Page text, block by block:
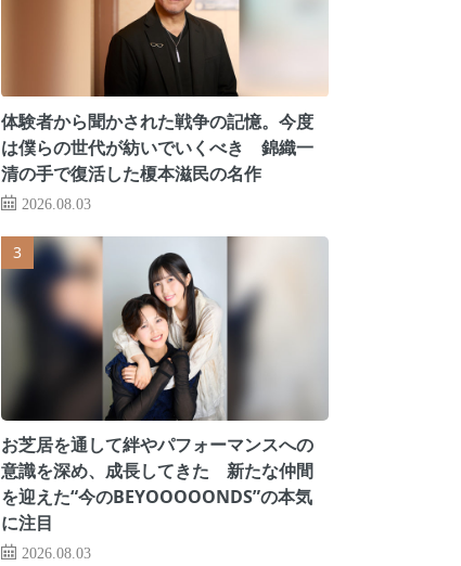
体験者から聞かされた戦争の記憶。今度
は僕らの世代が紡いでいくべき 錦織一
清の手で復活した榎本滋民の名作
2026.08.03
お芝居を通して絆やパフォーマンスへの
意識を深め、成長してきた 新たな仲間
を迎えた“今のBEYOOOOONDS”の本気
に注目
2026.08.03